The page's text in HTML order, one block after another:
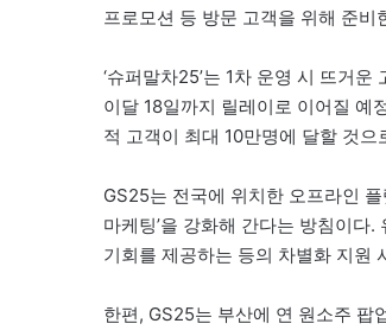
프로모션 등 방문 고객을 위해 준
‘슈퍼말차25’는 1차 운영 시 뜨거
이달 18일까지 릴레이로 이어질 예
적 고객이 최대 10만명에 달할 것
GS25는 전국에 위치한 오프라인
마케팅’을 강화해 간다는 방침이다
기회를 제공하는 등의 차별화 지원
한편, GS25는 부산에 연 원소주 팝